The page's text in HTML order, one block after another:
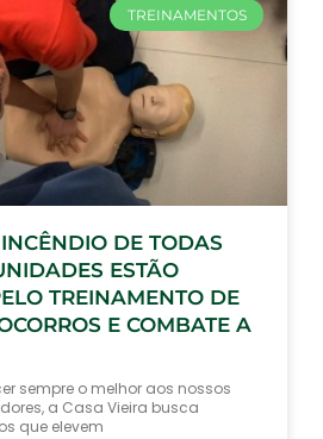
TREINAMENTOS
DE TODAS
ESTÃO
TREINAMENTO DE
E COMBATE A
sempre o melhor aos nossos
a Casa Vieira busca
que elevem